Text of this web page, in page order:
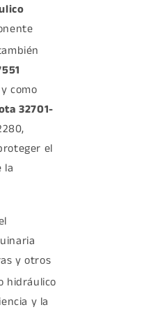
como
32701-
el
la
y otros
hidráulico
y la